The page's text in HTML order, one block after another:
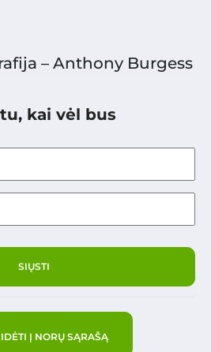
– Anthony Burgess
kai vėl bus
Į NORŲ SĄRAŠĄ